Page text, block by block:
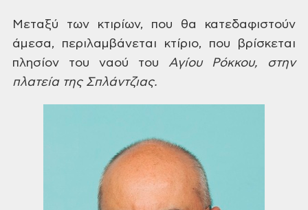
Μεταξύ των κτιρίων, που θα κατεδαφιστούν
άμεσα, περιλαμβάνεται κτίριο, που βρίσκεται
πλησίον του ναού του ΑγίουΡόκκου, στην
πλατεία της Σπλάντζιας.